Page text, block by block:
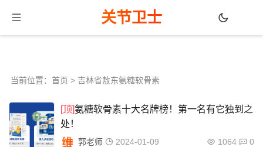
关节卫士
当前位置： 首页 > 吉林省敖东氨糖软骨素
[顶]氨糖软骨素十大名牌榜！第一名有它独到之
处！
郭老师 2024-01-09 1064 0